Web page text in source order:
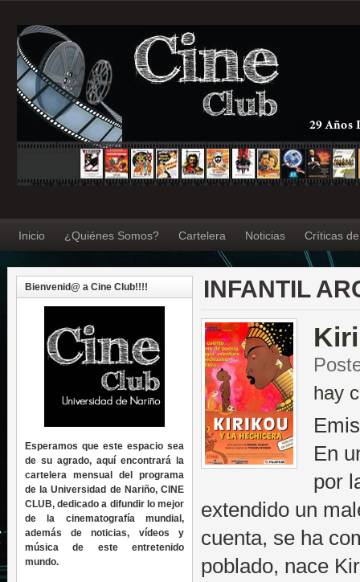
Inicio ¿Quiénes Somos? Cartelera Noticias Críticas
INFANTIL
hay
En
por
extendido un
cuenta, se ha
poblado, nace
Bienvenid@ a Cine Club!!!!
Esperamos que este espacio sea
de su agrado, aquí encontrará la
cartelera mensual del programa
de la Universidad de Nariño, CINE
CLUB, dedicado a difundir lo mejor
de la cinematografía mundial,
además de noticias, vídeos y
música de este entretenido
mundo.